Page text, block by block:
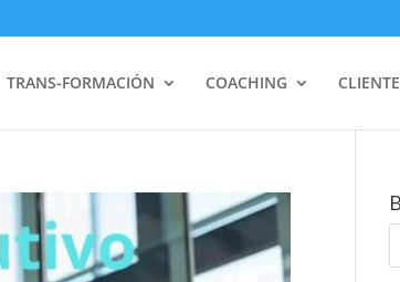
TRANS-FORMACIÓN COACHING